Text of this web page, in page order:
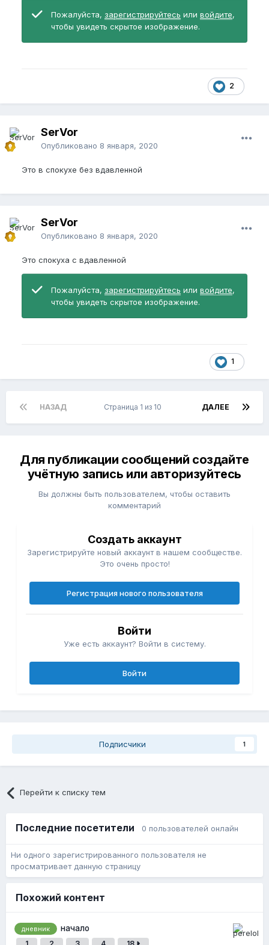
Пожалуйста, зарегистрируйтесь или войдите,
чтобы увидеть скрытое изображение.
2
SerVor
Опубликовано 8 января, 2020
Это в спокухе без вдавленной
SerVor
Опубликовано 8 января, 2020
Это спокуха с вдавленной
Пожалуйста, зарегистрируйтесь или войдите,
чтобы увидеть скрытое изображение.
1
НАЗАД ДАЛЕЕ
Страница 1 из 10
Для публикации сообщений создайте
учётную запись или авторизуйтесь
Вы должны быть пользователем, чтобы оставить
комментарий
Создать аккаунт
Зарегистрируйте новый аккаунт в нашем сообществе.
Это очень просто!
Регистрация нового пользователя
Войти
Уже есть аккаунт? Войти в систему.
Войти
Подписчики 1
Перейти к списку тем
Последние посетители 0 пользователей онлайн
Ни одного зарегистрированного пользователя не
просматривает данную страницу
Похожий контент
дневник начало